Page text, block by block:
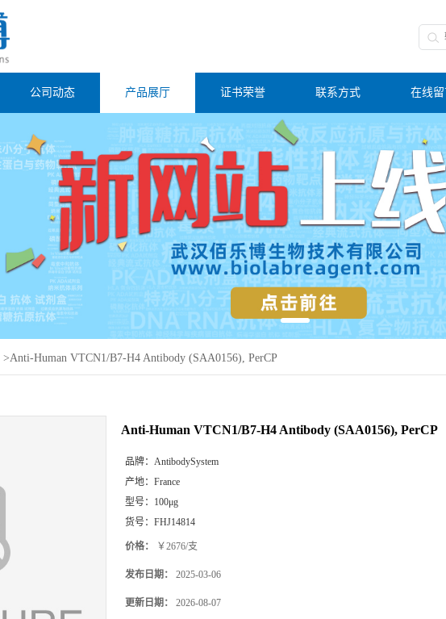
公司动态 产品展厅 证书荣誉 联系方式 在线
>Anti-Human VTCN1/B7-H4 Antibody (SAA0156), PerCP
Anti-Human VTCN1/B7-H4 Antibody (SAA0156), PerCP
品牌： AntibodySystem
产地： France
型号： 100μg
货号： FHJ14814
价格： ￥2676/支
发布日期： 2025-03-06
更新日期： 2026-08-07